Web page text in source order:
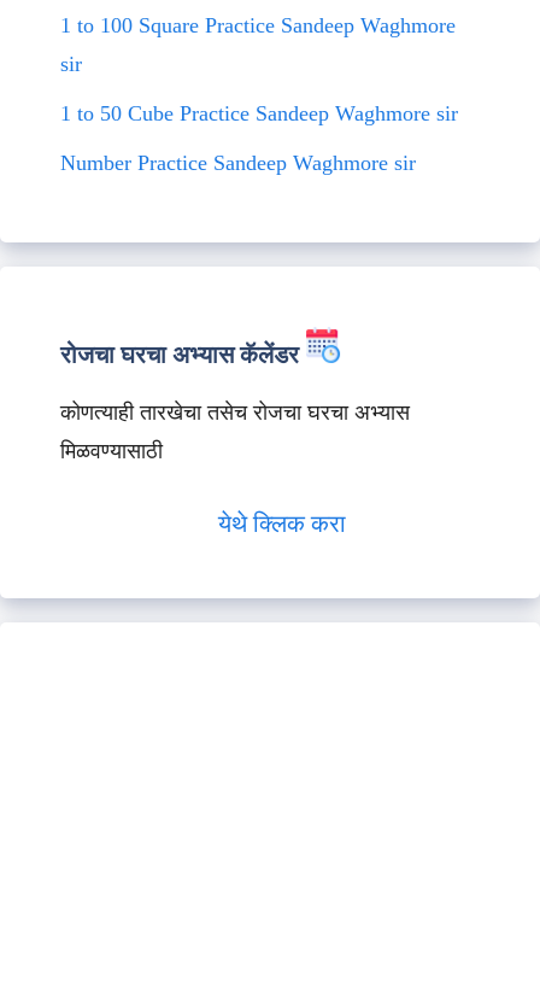
1 to 100 Square Practice Sandeep Waghmore
sir
1 to 50 Cube Practice Sandeep Waghmore sir
Number Practice Sandeep Waghmore sir
रोजचा घरचा अभ्यास कॅलेंडर
कोणत्याही तारखेचा तसेच रोजचा घरचा अभ्यास
मिळवण्यासाठी
येथे क्लिक करा